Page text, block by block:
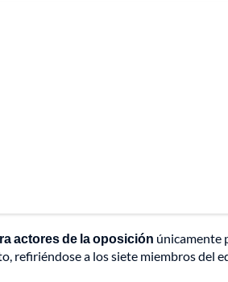
actores de la oposición únicamente
refiriéndose a los siete miembros del